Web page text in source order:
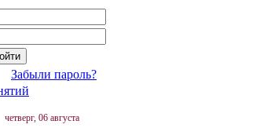
Забыли пароль?
четверг, 06 августа